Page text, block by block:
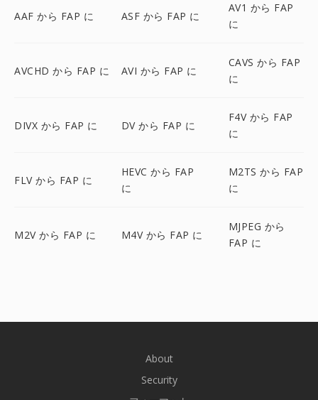
AAF から FAP に ASF から FAP に
AV1 から FAP
に
AVCHD から FAP に AVI から FAP に
CAVS から FAP
に
DIVX から FAP に DV から FAP に
F4V から FAP
に
FLV から FAP に
HEVC から FAP
に
M2TS から FAP
に
M2V から FAP に M4V から FAP に
MJPEG から
FAP に
About
Security